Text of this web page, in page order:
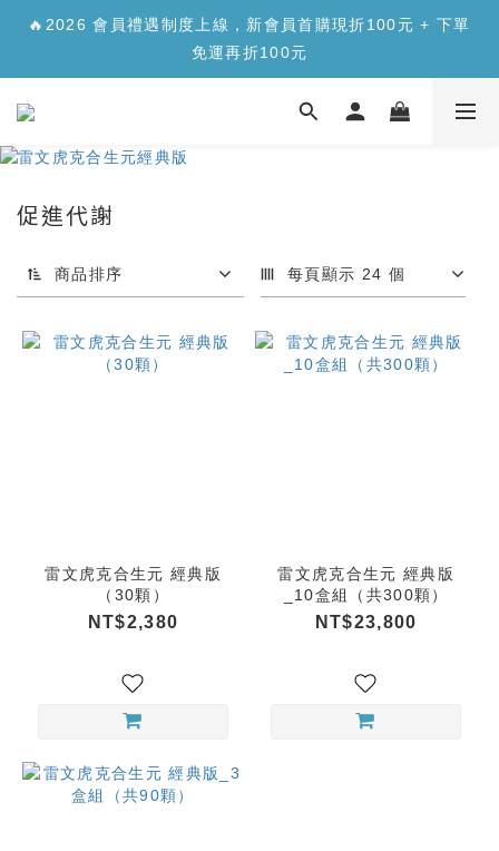
✨【新品上市】合生元樂醣版您的每日「正餐應援」，讓您
安心面對精緻澱糖>>>
🔥2026 會員禮遇制度上線，新會員首購現折100元 + 下單
免運再折100元
✨【新品上市】合生元樂醣版您的每日「正餐應援」，讓您
促進代謝
商品排序 每頁顯示 24 個
雷文虎克合生元 經典版
（30顆）
NT$2,380
雷文虎克合生元 經典版
_10盒組（共300顆）
NT$23,800